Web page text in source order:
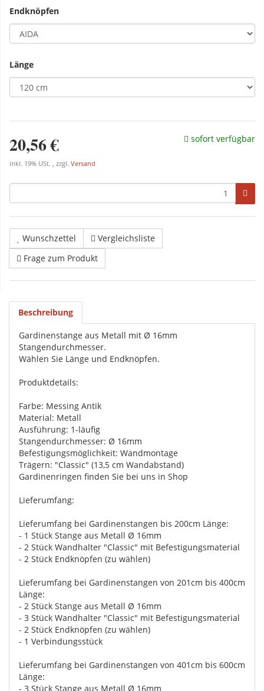
Endknöpfen
Länge
20,56 €
inkl. 19% USt. , zzgl. Versand
sofort verfügbar
Wunschzettel
Vergleichsliste
Frage zum Produkt
Beschreibung
Gardinenstange aus Metall mit Ø 16mm
Stangendurchmesser.
Wählen Sie Länge und Endknöpfen.
Produktdetails:
Farbe: Messing Antik
Material: Metall
Ausführung: 1-läufig
Stangendurchmesser: Ø 16mm
Befestigungsmöglichkeit: Wandmontage
Trägern: "Classic" (13,5 cm Wandabstand)
Gardinenringen finden Sie bei uns in Shop
Lieferumfang:
Lieferumfang bei Gardinenstangen bis 200cm Länge:
- 1 Stück Stange aus Metall Ø 16mm
- 2 Stück Wandhalter "Classic" mit Befestigungsmaterial
- 2 Stück Endknöpfen (zu wählen)
Lieferumfang bei Gardinenstangen von 201cm bis 400cm
Länge:
- 2 Stück Stange aus Metall Ø 16mm
- 3 Stück Wandhalter "Classic" mit Befestigungsmaterial
- 2 Stück Endknöpfen (zu wählen)
- 1 Verbindungsstück
Lieferumfang bei Gardinenstangen von 401cm bis 600cm
Länge:
- 3 Stück Stange aus Metall Ø 16mm